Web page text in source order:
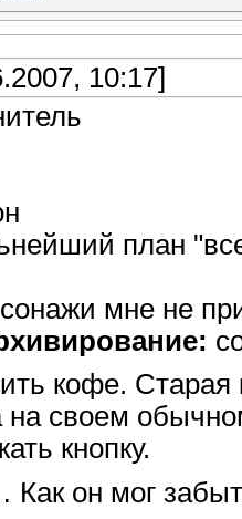
10:17]
план
мне не
кофе. Старая
на своем
кнопку.
он мог